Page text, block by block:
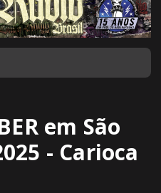
em São
- Carioca